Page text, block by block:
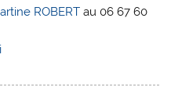
ROBERT au 06 67 60